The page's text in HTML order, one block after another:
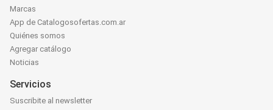
Marcas
App de Catalogosofertas.com.ar
Quiénes somos
Agregar catálogo
Noticias
Servicios
Suscribite al newsletter